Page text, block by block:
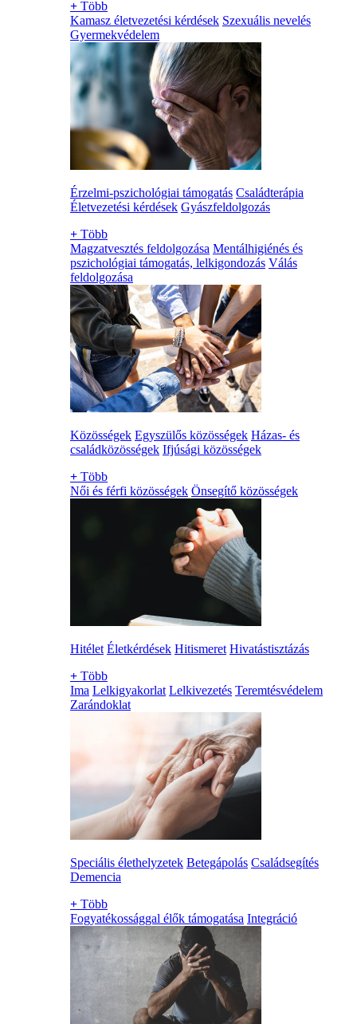
+ Több
Kamasz életvezetési kérdések Szexuális nevelés
Gyermekvédelem
Érzelmi-pszichológiai támogatás Családterápia
Életvezetési kérdések Gyászfeldolgozás
+ Több
Magzatvesztés feldolgozása Mentálhigiénés és
pszichológiai támogatás, lelkigondozás Válás
feldolgozása
Közösségek Egyszülős közösségek Házas- és
családközösségek Ifjúsági közösségek
+ Több
Női és férfi közösségek Önsegítő közösségek
Hitélet Életkérdések Hitismeret Hivatástisztázás
+ Több
Ima Lelkigyakorlat Lelkivezetés Teremtésvédelem
Zarándoklat
Speciális élethelyzetek Betegápolás Családsegítés
Demencia
+ Több
Fogyatékossággal élők támogatása Integráció